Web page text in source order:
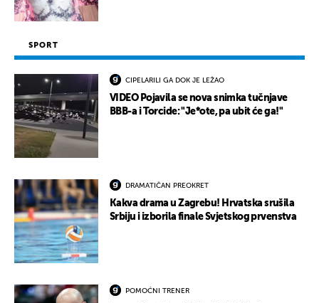
SPORT
CIPELARILI GA DOK JE LEŽAO
VIDEO Pojavila se nova snimka tučnjave
BBB-a i Torcide: "Je*ote, pa ubit će ga!"
DRAMATIČAN PREOKRET
Kakva drama u Zagrebu! Hrvatska srušila
Srbiju i izborila finale Svjetskog prvenstva
POMOĆNI TRENER